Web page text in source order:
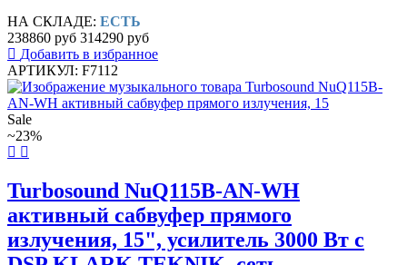
НА СКЛАДЕ: ЕСТЬ
238860 руб 314290 руб
Добавить в избранное
АРТИКУЛ: F7112
Sale
~23%
Turbosound NuQ115B-AN-WH
активный сабвуфер прямого
излучения, 15", усилитель 3000 Вт с